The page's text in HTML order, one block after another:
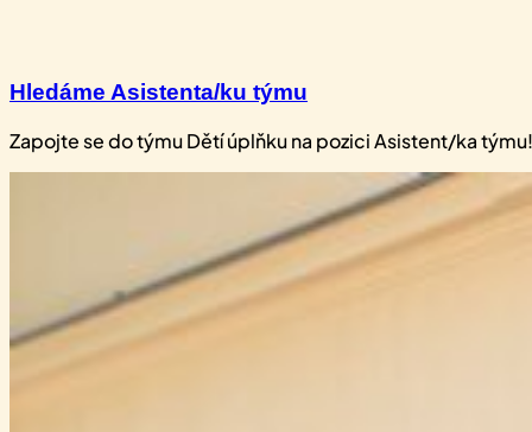
Hledáme Asistenta/ku týmu
Zapojte se do týmu Dětí úplňku na pozici Asistent/ka